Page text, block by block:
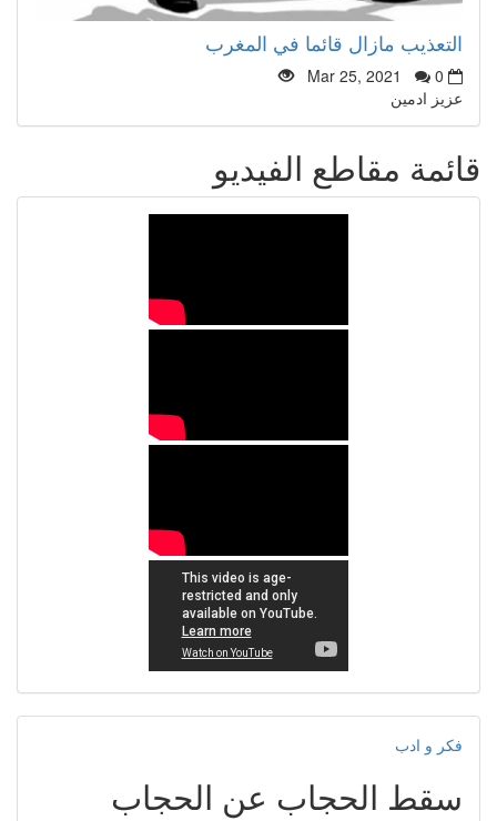
التعذيب مازال قائما في المغرب
Mar 25, 2021
0
عزيز ادمين
قائمة مقاطع الفيديو
فكر و ادب
سقط الحجاب عن الحجاب